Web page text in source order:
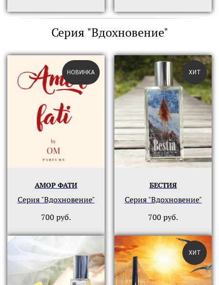
Серия "Вдохновение"
НОВИНКА
АМОР ФАТИ
Серия "Вдохновение"
700 руб.
ХИТ
БЕСТИЯ
Серия "Вдохновение"
700 руб.
ХИТ